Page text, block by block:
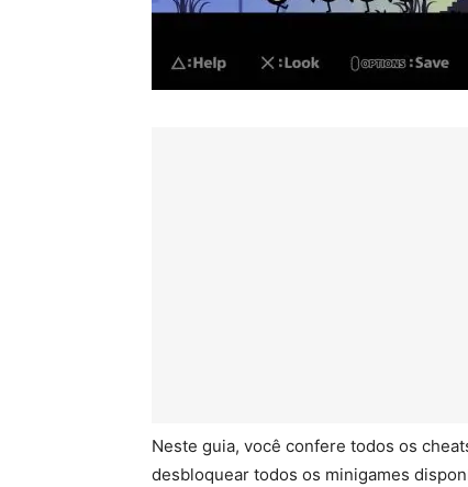
Neste guia, você confere todos os
desbloquear todos os minigames